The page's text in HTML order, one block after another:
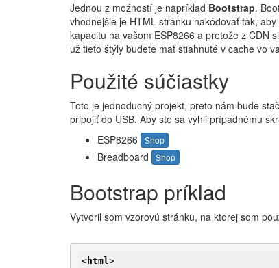
Jednou z možností je napríklad Bootstrap.
vhodnejšie je HTML stránku nakódovať tak,
kapacitu na vašom ESP8266 a pretože z CDN
už tieto štýly budete mať stiahnuté v cache vo
Použité súčiastky
Toto je jednoduchý projekt, preto nám bude
pripojiť do USB. Aby ste sa vyhli prípadnému
ESP8266
Shop
Breadboard Shop
Bootstrap príklad
Vytvoril som vzorovú stránku, na ktorej som
< html>